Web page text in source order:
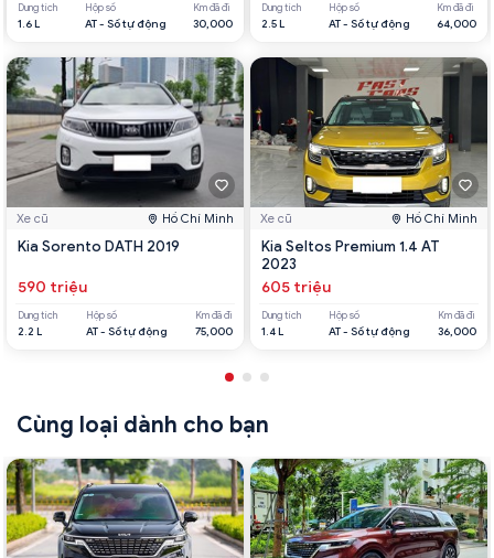
Dung tích
1.6 L
Hộp số
AT - Số tự động
Km đã đi
30,000
Xe cũ Hồ Chí Minh
Kia Sorento DATH 2019
590 triệu
Dung tích
2.2 L
Hộp số
AT - Số tự động
Km đã đi
75,000
Dung tích
2.5 L
Hộp số
AT - Số tự động
Km đã đi
64,000
Xe cũ Hồ Chí Minh
Kia Seltos Premium 1.4 AT
2023
605 triệu
Dung tích
1.4 L
Hộp số
AT - Số tự động
Km đã đi
36,000
Cùng loại dành cho bạn